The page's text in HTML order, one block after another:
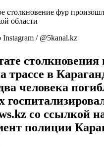
/ @5kanal.kz
столкновения
трассе в
человека
со ссылкой
полиции